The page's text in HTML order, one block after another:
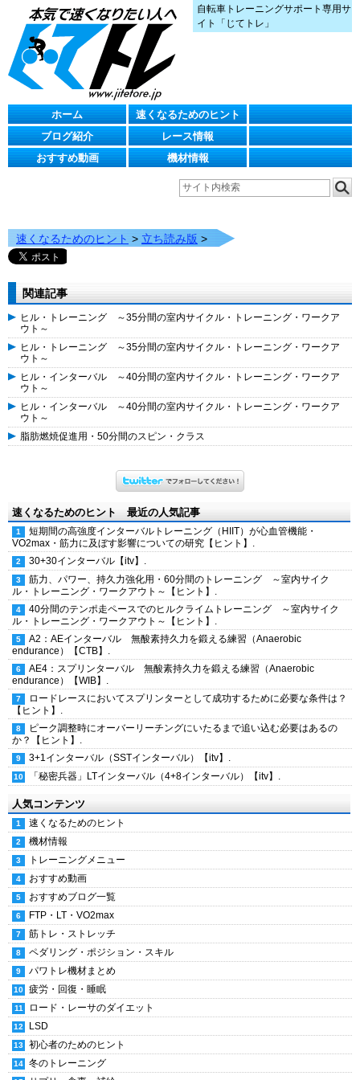
自転車トレーニングサポート専用サ
イト「じてトレ」
ホーム
速くなるためのヒント
ブログ紹介
レース情報
おすすめ動画
機材情報
速くなるためのヒント > 立ち読み版 >
関連記事
ヒル・トレーニング ～35分間の室内サイクル・トレーニング・ワークア
ウト～
ヒル・トレーニング ～35分間の室内サイクル・トレーニング・ワークア
ウト～
ヒル・インターバル ～40分間の室内サイクル・トレーニング・ワークア
ウト～
ヒル・インターバル ～40分間の室内サイクル・トレーニング・ワークア
ウト～
脂肪燃焼促進用・50分間のスピン・クラス
速くなるためのヒント 最近の人気記事
短期間の高強度インターバルトレーニング（HIIT）が心血管機能・
VO2max・筋力に及ぼす影響についての研究【ヒント】.
30+30インターバル【itv】.
筋力、パワー、持久力強化用・60分間のトレーニング ～室内サイク
ル・トレーニング・ワークアウト～【ヒント】.
40分間のテンポ走ペースでのヒルクライムトレーニング ～室内サイク
ル・トレーニング・ワークアウト～【ヒント】.
A2：AEインターバル 無酸素持久力を鍛える練習（Anaerobic
endurance）【CTB】.
AE4：スプリンターバル 無酸素持久力を鍛える練習（Anaerobic
endurance）【WIB】.
ロードレースにおいてスプリンターとして成功するために必要な条件は？
【ヒント】.
ピーク調整時にオーバーリーチングにいたるまで追い込む必要はあるの
か？【ヒント】.
3+1インターバル（SSTインターバル）【itv】.
「秘密兵器」LTインターバル（4+8インターバル）【itv】.
人気コンテンツ
速くなるためのヒント
機材情報
トレーニングメニュー
おすすめ動画
おすすめブログ一覧
FTP・LT・VO2max
筋トレ・ストレッチ
ペダリング・ポジション・スキル
パワトレ機材まとめ
疲労・回復・睡眠
ロード・レーサのダイエット
LSD
初心者のためのヒント
冬のトレーニング